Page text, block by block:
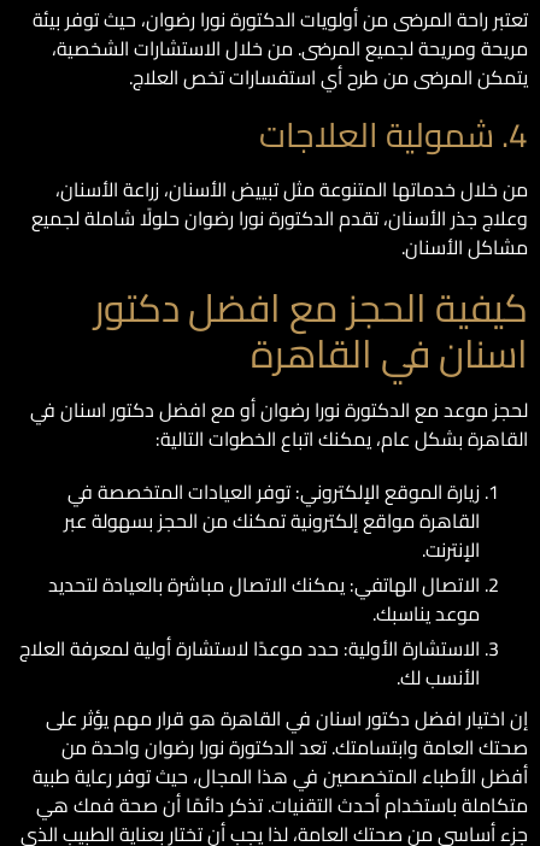
تعتبر راحة المرضى من أولويات الدكتورة نورا رضوان، حيث توفر بيئة
مريحة ومريحة لجميع المرضى. من خلال الاستشارات الشخصية،
يتمكن المرضى من طرح أي استفسارات تخص العلاج.
4. شمولية العلاجات
من خلال خدماتها المتنوعة مثل تبييض الأسنان، زراعة الأسنان،
وعلاج جذر الأسنان، تقدم الدكتورة نورا رضوان حلولًا شاملة لجميع
مشاكل الأسنان.
كيفية الحجز مع افضل دكتور
اسنان في القاهرة
لحجز موعد مع الدكتورة نورا رضوان أو مع افضل دكتور اسنان في
القاهرة بشكل عام، يمكنك اتباع الخطوات التالية:
زيارة الموقع الإلكتروني: توفر العيادات المتخصصة في
القاهرة مواقع إلكترونية تمكنك من الحجز بسهولة عبر
الإنترنت.
الاتصال الهاتفي: يمكنك الاتصال مباشرة بالعيادة لتحديد
موعد يناسبك.
الاستشارة الأولية: حدد موعدًا لاستشارة أولية لمعرفة العلاج
الأنسب لك.
إن اختيار افضل دكتور اسنان في القاهرة هو قرار مهم يؤثر على
صحتك العامة وابتسامتك. تعد الدكتورة نورا رضوان واحدة من
أفضل الأطباء المتخصصين في هذا المجال، حيث توفر رعاية طبية
متكاملة باستخدام أحدث التقنيات. تذكر دائمًا أن صحة فمك هي
جزء أساسي من صحتك العامة، لذا يجب أن تختار بعناية الطبيب الذي